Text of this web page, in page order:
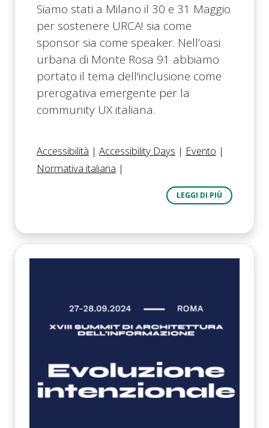
Siamo stati a Milano il 30 e 31 Maggio
per sostenere URCA! sia come
sponsor sia come speaker. Nell’oasi
urbana di Monte Rosa 91 abbiamo
portato il tema dell'inclusione come
prerogativa emergente per la
community UX italiana.
Accessibilità | Accessibility Days | Evento |
Normativa italiana |
LEGGI DI PIÙ